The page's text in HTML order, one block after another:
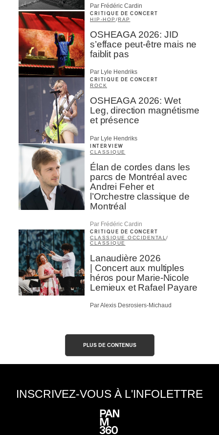
Par Frédéric Cardin
CRITIQUE DE CONCERT
HIP-HOP /RAP
OSHEAGA 2026: JID
s’efface peut-être mais ne
faiblit pas
Par Lyle Hendriks
CRITIQUE DE CONCERT
ROCK
OSHEAGA 2026: Wet
Leg, direction magnétisme
et présence
Par Lyle Hendriks
INTERVIEW
CLASSIQUE
Élan de cordes dans les
parcs de Montréal avec
Andrei Feher et
l’Orchestre classique de
Montréal
Par Frédéric Cardin
CRITIQUE DE CONCERT
CLASSIQUE OCCIDENTAL /
CLASSIQUE
Lanaudière 2026
| Concert aux multiples
héros pour Marie-Nicole
Lemieux et Rafael Payare
Par Alexis Desrosiers-Michaud
PLUS DE CONTENUS
INSCRIVEZ-VOUS À L'INFOLETTRE